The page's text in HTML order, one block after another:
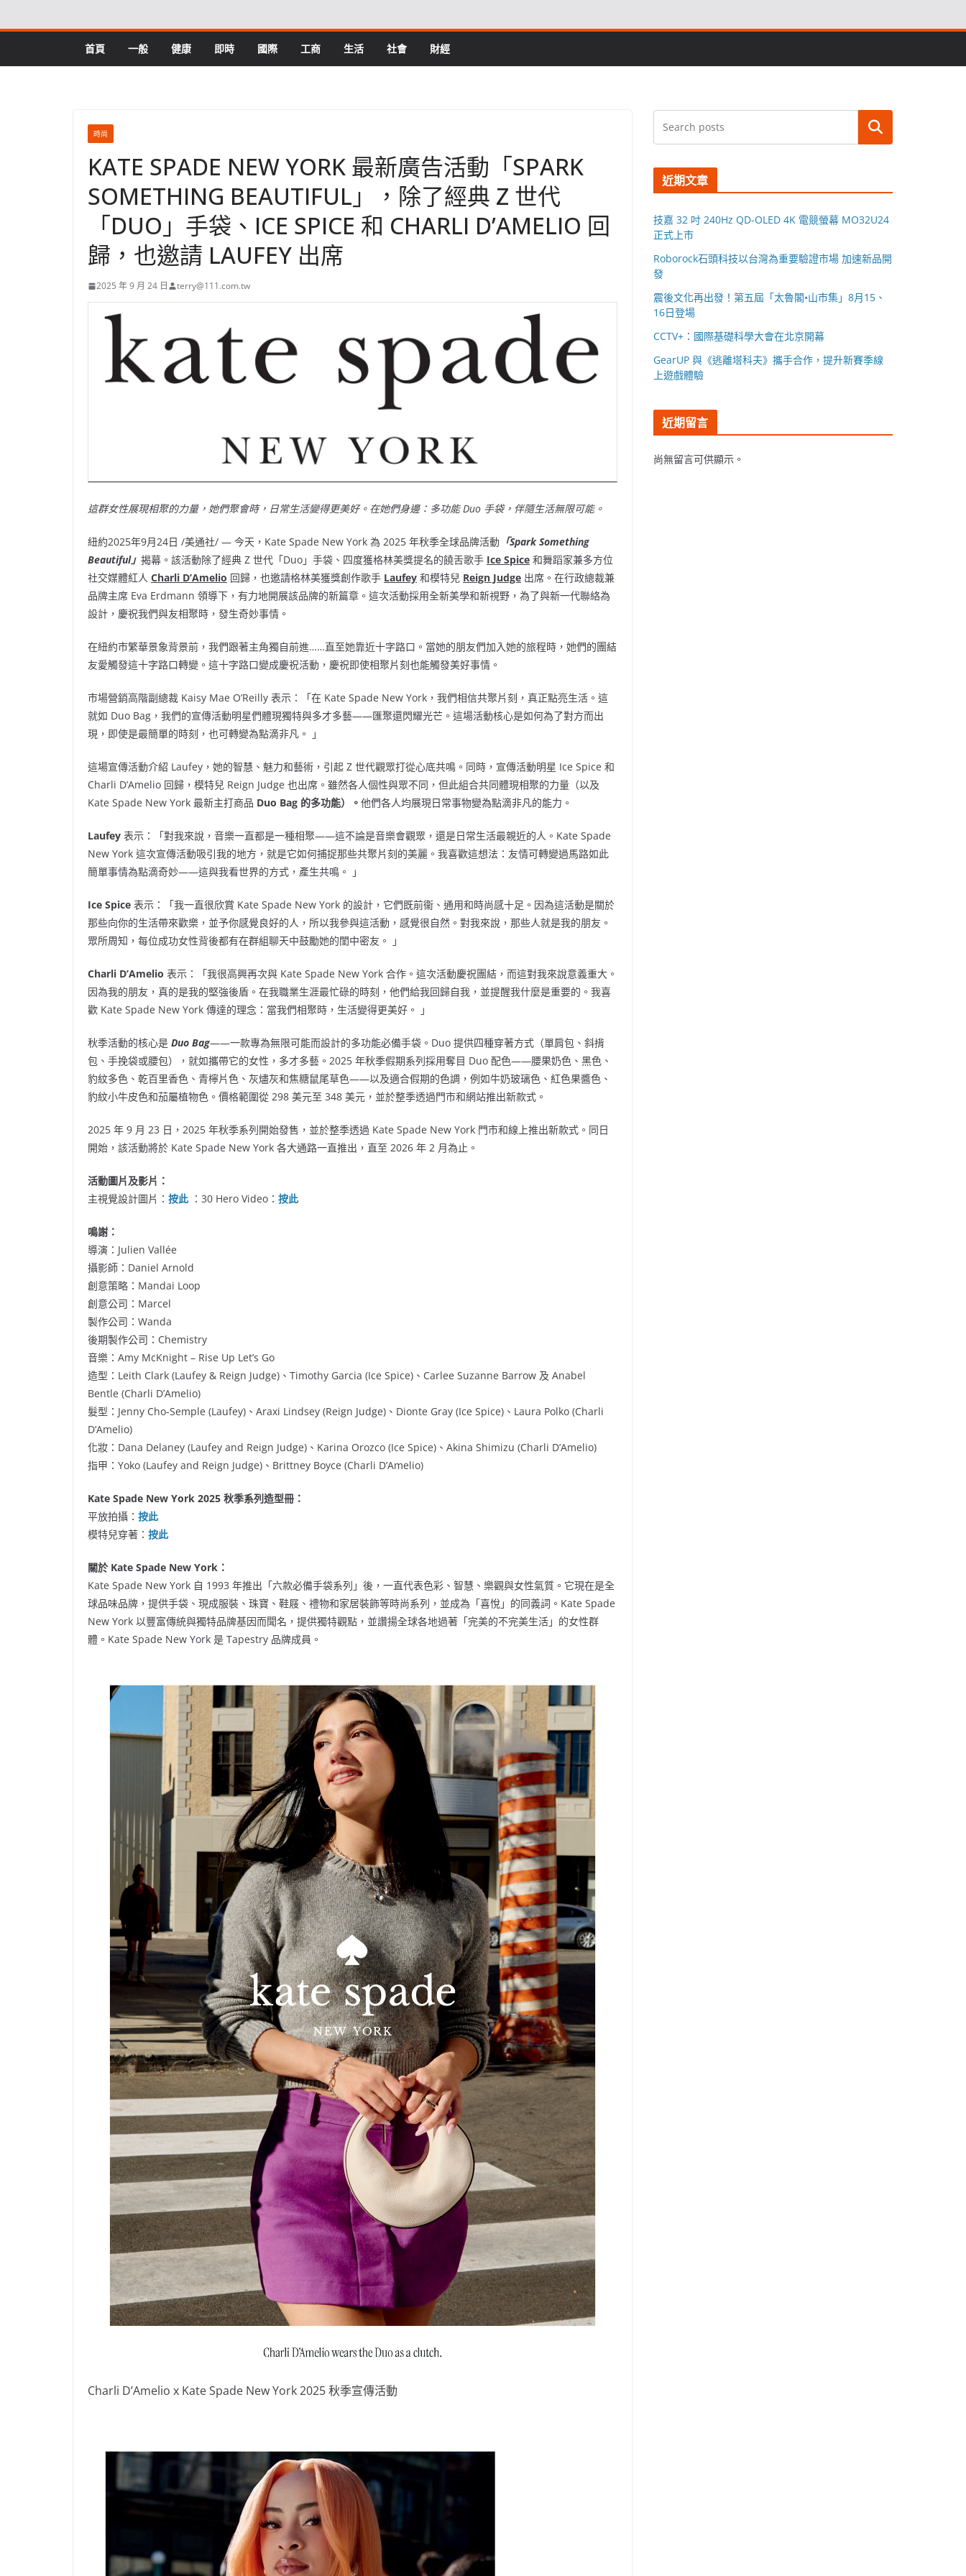
to
首頁 一般 健康 即時 國際 工商 生活 社會 財經
時尚
KATE SPADE NEW YORK 最新廣告活動「SPARK
SOMETHING BEAUTIFUL」，除了經典 Z 世代
「DUO」手袋、ICE SPICE 和 CHARLI D’AMELIO 回
歸，也邀請 LAUFEY 出席
2025 年 9 月 24 日 terry@111.com.tw
這群女性展現相聚的力量，她們聚會時，日常生活變得更美好。在她們身邊：多功能 Duo 手袋，伴隨生活無限可能。
紐約2025年9月24日 /美通社/ — 今天，Kate Spade New York 為 2025 年秋季全球品牌活動 「Spark Something
Beautiful」 揭幕。該活動除了經典 Z 世代「Duo」手袋、四度獲格林美獎提名的饒舌歌手 Ice Spice 和舞蹈家兼多方位
社交媒體紅人 Charli D’Amelio 回歸，也邀請格林美獲獎創作歌手 Laufey 和模特兒 Reign Judge 出席。在行政總裁兼
品牌主席 Eva Erdmann 領導下，有力地開展該品牌的新篇章。這次活動採用全新美學和新視野，為了與新一代聯絡為
設計，慶祝我們與友相聚時，發生奇妙事情。
在紐約市繁華景象背景前，我們跟著主角獨自前進……直至她靠近十字路口。當她的朋友們加入她的旅程時，她們的團結
友愛觸發這十字路口轉變。這十字路口變成慶祝活動，慶祝即使相聚片刻也能觸發美好事情。
市場營銷高階副總裁 Kaisy Mae O’Reilly 表示：「在 Kate Spade New York，我們相信共聚片刻，真正點亮生活。這
就如 Duo Bag，我們的宣傳活動明星們體現獨特與多才多藝——匯聚還閃耀光芒。這場活動核心是如何為了對方而出
現，即使是最簡單的時刻，也可轉變為點滴非凡。 」
這場宣傳活動介紹 Laufey，她的智慧、魅力和藝術，引起 Z 世代觀眾打從心底共鳴。同時，宣傳活動明星 Ice Spice 和
Charli D’Amelio 回歸，模特兒 Reign Judge 也出席。雖然各人個性與眾不同，但此組合共同體現相聚的力量（以及
Kate Spade New York 最新主打商品 Duo Bag 的多功能）。 他們各人均展現日常事物變為點滴非凡的能力。
Laufey 表示：「對我來說，音樂一直都是一種相聚——這不論是音樂會觀眾，還是日常生活最親近的人。Kate Spade
New York 這次宣傳活動吸引我的地方，就是它如何捕捉那些共聚片刻的美麗。我喜歡這想法：友情可轉變過馬路如此
簡單事情為點滴奇妙——這與我看世界的方式，產生共鳴。 」
Ice Spice 表示：「我一直很欣賞 Kate Spade New York 的設計，它們既前衞、通用和時尚感十足。因為這活動是關於
那些向你的生活帶來歡樂，並予你感覺良好的人，所以我參與這活動，感覺很自然。對我來說，那些人就是我的朋友。
眾所周知，每位成功女性背後都有在群組聊天中鼓勵她的閨中密友。 」
Charli D’Amelio 表示：「我很高興再次與 Kate Spade New York 合作。這次活動慶祝團結，而這對我來說意義重大。
因為我的朋友，真的是我的堅強後盾。在我職業生涯最忙碌的時刻，他們給我回歸自我，並提醒我什麼是重要的。我喜
歡 Kate Spade New York 傳達的理念：當我們相聚時，生活變得更美好。 」
秋季活動的核心是 Duo Bag——一款專為無限可能而設計的多功能必備手袋。Duo 提供四種穿著方式（單肩包、斜揹
包、手挽袋或腰包），就如攜帶它的女性，多才多藝。2025 年秋季假期系列採用奪目 Duo 配色——腰果奶色、黑色、
豹紋多色、乾百里香色、青檸片色、灰燼灰和焦糖鼠尾草色——以及適合假期的色調，例如牛奶玻璃色、紅色果醬色、
豹紋小牛皮色和茄屬植物色。價格範圍從 298 美元至 348 美元，並於整季透過門市和網站推出新款式。
2025 年 9 月 23 日，2025 年秋季系列開始發售，並於整季透過 Kate Spade New York 門市和線上推出新款式。同日
開始，該活動將於 Kate Spade New York 各大通路一直推出，直至 2026 年 2 月為止。
活動圖片及影片：
主視覺設計圖片： 按此 ：30 Hero Video： 按此
鳴謝：
導演：Julien Vallée
攝影師：Daniel Arnold
創意策略：Mandai Loop
創意公司：Marcel
製作公司：Wanda
後期製作公司：Chemistry
音樂：Amy McKnight – Rise Up Let’s Go
造型：Leith Clark (Laufey & Reign Judge)、Timothy Garcia (Ice Spice)、Carlee Suzanne Barrow 及 Anabel
Bentle (Charli D’Amelio)
髮型：Jenny Cho-Semple (Laufey)、Araxi Lindsey (Reign Judge)、Dionte Gray (Ice Spice)、Laura Polko (Charli
D’Amelio)
化妝：Dana Delaney (Laufey and Reign Judge)、Karina Orozco (Ice Spice)、Akina Shimizu (Charli D’Amelio)
指甲：Yoko (Laufey and Reign Judge)、Brittney Boyce (Charli D’Amelio)
Kate Spade New York 2025 秋季系列造型冊：
平放拍攝： 按此
模特兒穿著： 按此
關於 Kate Spade New York：
Kate Spade New York 自 1993 年推出「六款必備手袋系列」後，一直代表色彩、智慧、樂觀與女性氣質。它現在是全
球品味品牌，提供手袋、現成服裝、珠寶、鞋屐、禮物和家居裝飾等時尚系列，並成為「喜悅」的同義詞。Kate Spade
New York 以豐富傳統與獨特品牌基因而聞名，提供獨特觀點，並讚揚全球各地過著「完美的不完美生活」的女性群
體。Kate Spade New York 是 Tapestry 品牌成員。
Charli D’Amelio x Kate Spade New York 2025 秋季宣傳活動
搜尋
近期文章
技嘉 32 吋 240Hz QD-OLED 4K 電競螢幕 MO32U24
正式上市
Roborock石頭科技以台灣為重要驗證市場 加速新品開
發
震後文化再出發！第五屆「太魯閣•山市集」8月15、
16日登場
CCTV+：國際基礎科學大會在北京開幕
GearUP 與《逃離塔科夫》攜手合作，提升新賽季線
上遊戲體驗
近期留言
尚無留言可供顯示。